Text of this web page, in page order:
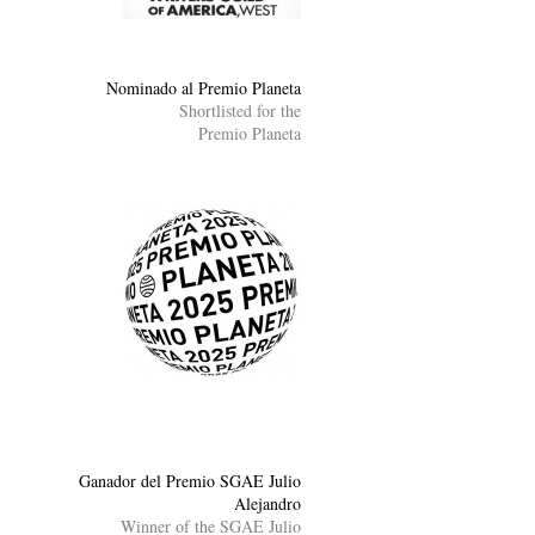
Nominado al Premio Planeta
Shortlisted for the
Premio Planeta
Ganador del Premio SGAE Julio
Alejandro
Winner of the SGAE Julio